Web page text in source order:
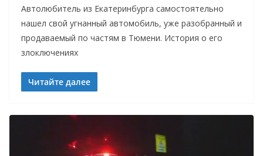
Автолюбитель из Екатеринбурга самостоятельно
нашел свой угнанный автомобиль, уже разобранный и
продаваемый по частям в Тюмени. История о его
злоключениях
Читайте далее